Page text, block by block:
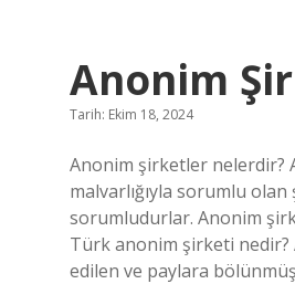
Anonim
Tarih: Ekim 18, 2024
Anonim şirketler nelerdir?
malvarlığıyla sorumlu
sorumludurlar. Anonim
Türk anonim şirketi nedir?
edilen ve paylara